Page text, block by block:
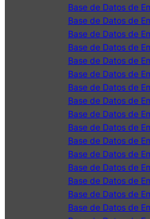
Base de Datos de
Base de Datos de
Base de Datos de
Base de Datos de
Base de Datos de
Base de Datos de
Base de Datos de
Base de Datos de
Base de Datos de
Base de Datos de
Base de Datos de
Base de Datos de
Base de Datos de
Base de Datos de
Base de Datos de
Base de Datos de